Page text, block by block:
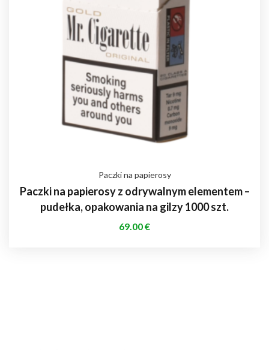
Paczki na papierosy
Paczki na papierosy z odrywalnym elementem –
pudełka, opakowania na gilzy 1000 szt.
69.00€